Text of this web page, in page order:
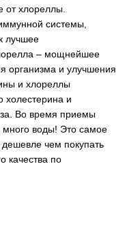
от хлореллы.
системы,
лучшее
– мощнейшее
организма и улучшения
и хлореллы
холестерина и
Во время приемы
много воды! Это самое
чем покупать
качества по